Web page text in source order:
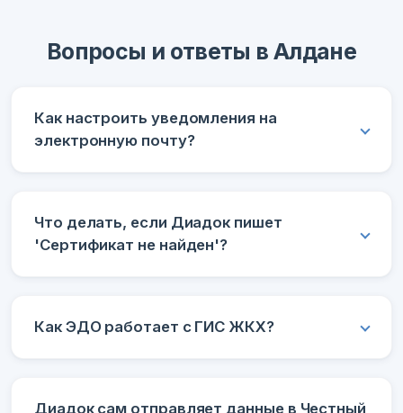
Вопросы и ответы в Алдане
Как настроить уведомления на
электронную почту?
Что делать, если Диадок пишет
'Сертификат не найден'?
Как ЭДО работает с ГИС ЖКХ?
Диадок сам отправляет данные в Честный